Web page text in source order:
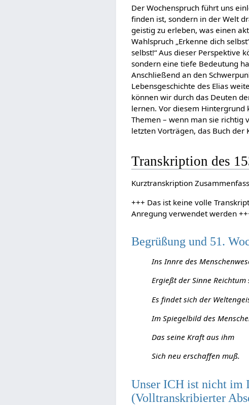
Der Wochenspruch führt uns
finden ist, sondern in der Welt
geistig zu erleben, was einen
Wahlspruch „Erkenne dich
selbst!“ Aus dieser Perspektive
sondern eine tiefe Bedeutung
Anschließend an den
Lebensgeschichte des Elias
können wir durch das Deuten
lernen. Vor diesem Hintergrund
Themen – wenn man sie richtig
letzten Vorträgen, das Buch der
Transkription des
Kurztranskription
+++ Das ist keine volle
Anregung verwendet werden
Begrüßung und 51.
Ins Innre des
Ergießt der Sinne Reichtum
Es findet sich der
Im Spiegelbild des
Das seine Kraft aus ihm
Sich neu erschaffen muß.
Unser ICH ist nicht im
(Volltranskribierter